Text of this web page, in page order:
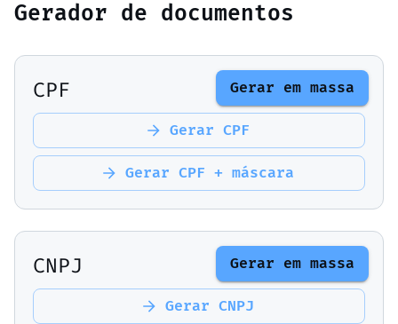
Gerador de documentos
CPF Gerar em massa
Gerar CPF
Gerar CPF + máscara
CNPJ Gerar em massa
Gerar CNPJ